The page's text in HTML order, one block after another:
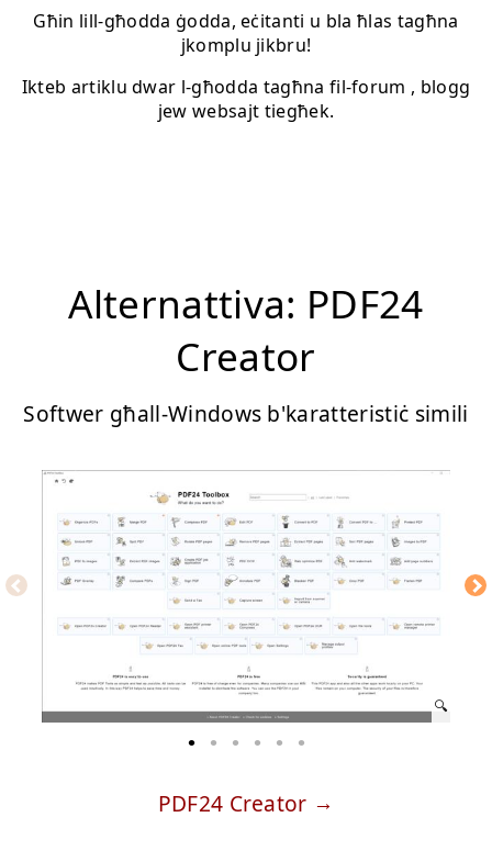
Għin lill-għodda ġodda, eċitanti u bla ħlas tagħna
jkomplu jikbru!
Ikteb artiklu dwar l-għodda tagħna fil-forum , blogg
jew websajt tiegħek.
Alternattiva: PDF24
Creator
Softwer għall-Windows b'karatteristiċ simili
PDF24 Creator